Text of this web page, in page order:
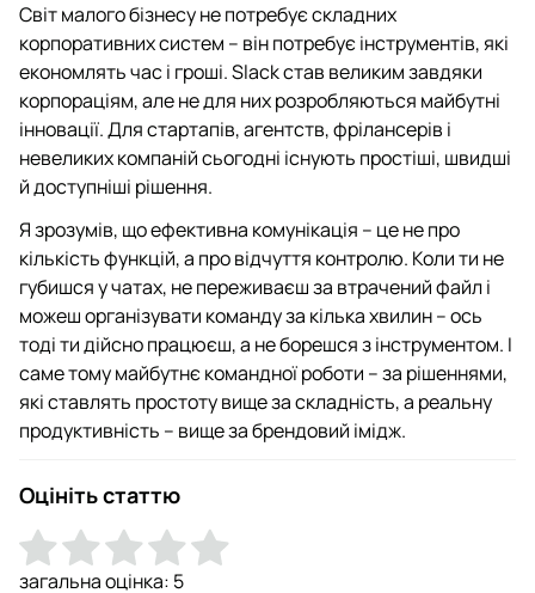
Світ малого бізнесу не потребує складних
корпоративних систем – він потребує інструментів, які
економлять час і гроші. Slack став великим завдяки
корпораціям, але не для них розробляються майбутні
інновації. Для стартапів, агентств, фрілансерів і
невеликих компаній сьогодні існують простіші, швидші
й доступніші рішення.
Я зрозумів, що ефективна комунікація – це не про
кількість функцій, а про відчуття контролю. Коли ти не
губишся у чатах, не переживаєш за втрачений файл і
можеш організувати команду за кілька хвилин – ось
тоді ти дійсно працюєш, а не борешся з інструментом. І
саме тому майбутнє командної роботи – за рішеннями,
які ставлять простоту вище за складність, а реальну
продуктивність – вище за брендовий імідж.
Оцініть статтю
загальна оцінка: 5